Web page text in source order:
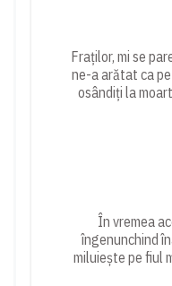
Fraților, mi se
ne-a arătat ca pe
osândiți la
În vremea
îngenunchind
miluiește pe fiul